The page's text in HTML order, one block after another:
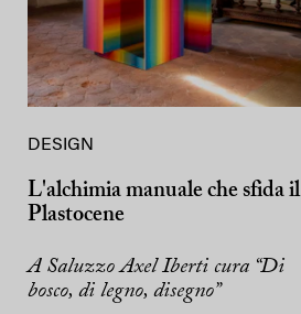
DESIGN
L'alchimia manuale che sfida il
Plastocene
A Saluzzo Axel Iberti cura “Di
bosco, di legno, disegno”